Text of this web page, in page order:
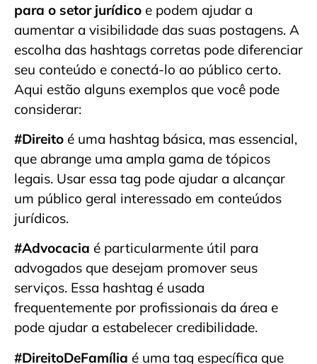
para o setor jurídico e podem ajudar a
aumentar a visibilidade das suas postagens. A
escolha das hashtags corretas pode diferenciar
seu conteúdo e conectá-lo ao público certo.
Aqui estão alguns exemplos que você pode
considerar:
#Direito é uma hashtag básica, mas essencial,
que abrange uma ampla gama de tópicos
legais. Usar essa tag pode ajudar a alcançar
um público geral interessado em conteúdos
jurídicos.
#Advocacia é particularmente útil para
advogados que desejam promover seus
serviços. Essa hashtag é usada
frequentemente por profissionais da área e
pode ajudar a estabelecer credibilidade.
#DireitoDeFamília é uma tag específica que